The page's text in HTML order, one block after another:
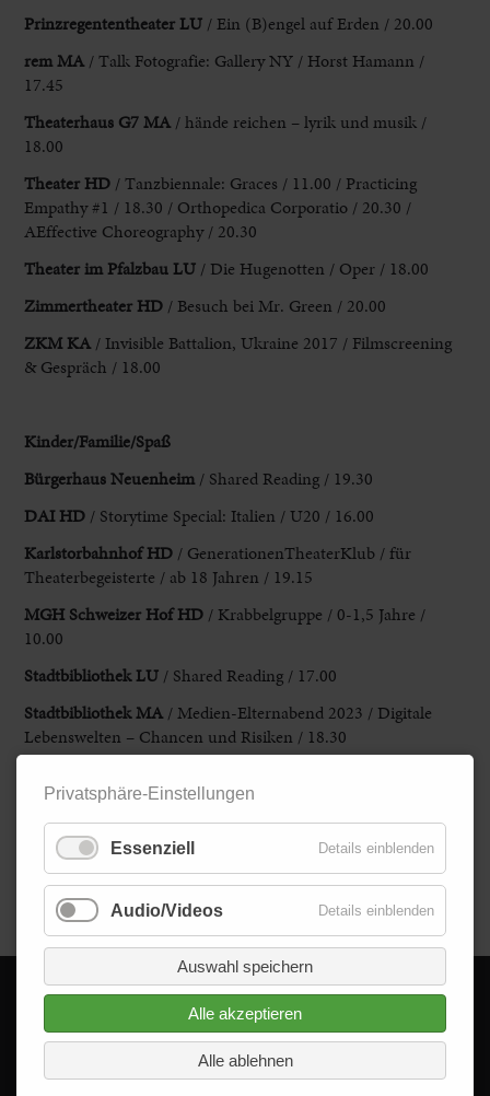
Prinzregententheater LU / Ein (B)engel auf Erden / 20.00
rem MA / Talk Fotografie: Gallery NY / Horst Hamann /
17.45
Theaterhaus G7 MA / hände reichen – lyrik und musik /
18.00
Theater HD / Tanzbiennale: Graces / 11.00 / Practicing
Empathy #1 / 18.30 / Orthopedica Corporatio / 20.30 /
AEffective Choreography / 20.30
Theater im Pfalzbau LU / Die Hugenotten / Oper / 18.00
Zimmertheater HD / Besuch bei Mr. Green / 20.00
ZKM KA / Invisible Battalion, Ukraine 2017 / Filmscreening
& Gespräch / 18.00
Kinder/Familie/Spaß
Bürgerhaus Neuenheim / Shared Reading / 19.30
DAI HD / Storytime Special: Italien / U20 / 16.00
Karlstorbahnhof HD / GenerationenTheaterKlub / für
Theaterbegeisterte / ab 18 Jahren / 19.15
MGH Schweizer Hof HD / Krabbelgruppe / 0-1,5 Jahre /
10.00
Stadtbibliothek LU / Shared Reading / 17.00
Stadtbibliothek MA / Medien-Elternabend 2023 / Digitale
Lebenswelten – Chancen und Risiken / 18.30
12.00
Theater im Pfalzbau LU
Mädchenschrift / ab 14 Jahren / 18.00
Zurück
© 2026 - Delta im Quadrat GmbH
Alle Rechte vorbehalten.
Privatsphäre-Einstellungen
Essenziell Details einblenden
Audio/Videos Details einblenden
Auswahl speichern
Alle akzeptieren
Alle ablehnen